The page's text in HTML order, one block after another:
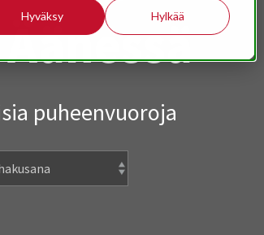
Hyväksy Hylkää
puheenvuoroja